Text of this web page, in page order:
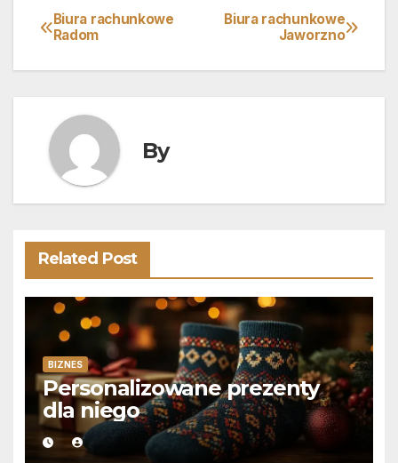
Nawigacja
wpisu
Biura rachunkowe
Jaworzno
Biura rachunkowe
Radom
By
Related Post
BIZNES
Personalizowane prezenty
dla niego